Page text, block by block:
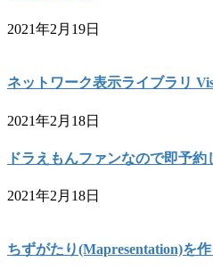
2021年2月19日
ネットワーク表示ライブラリ
2021年2月18日
ドラえもんファンなので即予約
2021年2月18日
ちずがたり(Mapresentation)を